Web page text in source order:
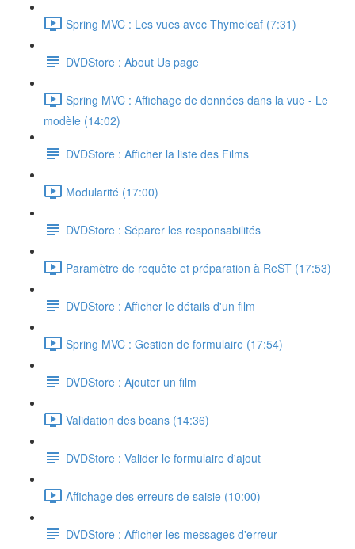
Spring MVC : Les vues avec Thymeleaf (7:31)
DVDStore : About Us page
Spring MVC : Affichage de données dans la vue - Le
modèle (14:02)
DVDStore : Afficher la liste des Films
Modularité (17:00)
DVDStore : Séparer les responsabilités
Paramètre de requête et préparation à ReST (17:53)
DVDStore : Afficher le détails d'un film
Spring MVC : Gestion de formulaire (17:54)
DVDStore : Ajouter un film
Validation des beans (14:36)
DVDStore : Valider le formulaire d'ajout
Affichage des erreurs de saisie (10:00)
DVDStore : Afficher les messages d'erreur